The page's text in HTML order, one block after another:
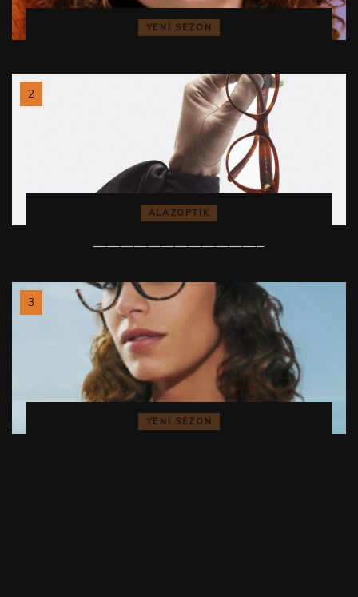
YENI SEZON
ALAZOPTİK
————————————–
YENI SEZON